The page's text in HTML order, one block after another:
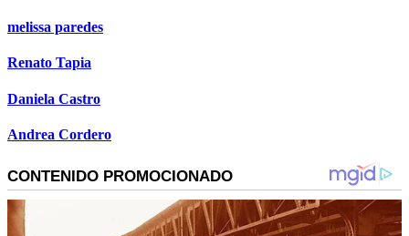
melissa paredes
Renato Tapia
Daniela Castro
Andrea Cordero